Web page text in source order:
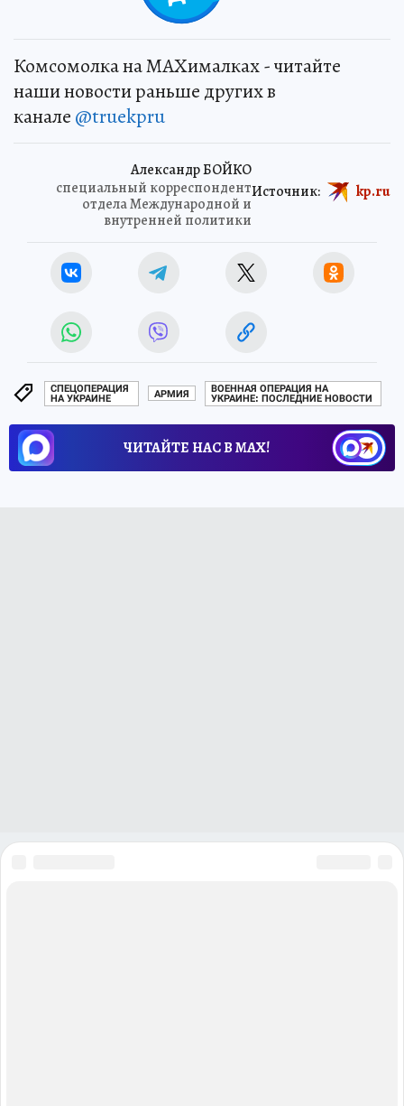
Комсомолка на MAXималках - читайте
наши новости раньше других в
канале @truekpru
Александр БОЙКО
специальный корреспондент
отдела Международной и
внутренней политики
Источник: kp.ru
СПЕЦОПЕРАЦИЯ
НА УКРАИНЕ
АРМИЯ
ВОЕННАЯ ОПЕРАЦИЯ НА
УКРАИНЕ: ПОСЛЕДНИЕ НОВОСТИ
ЧИТАЙТЕ НАС В МАХ!